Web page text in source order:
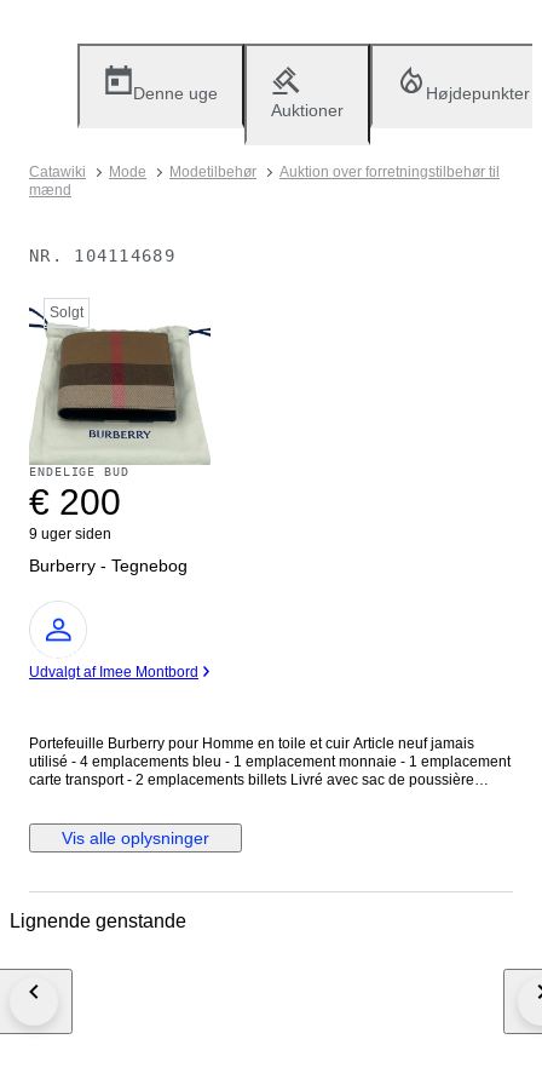
Denne uge
Auktioner
Højdepunkter
Catawiki Mode Modetilbehør
Auktion over forretningstilbehør til
mænd
NR. 104114689
Solgt
ENDELIGE BUD
€ 200
9 uger siden
Burberry - Tegnebog
Ekspert
Udvalgt af Imee Montbord
Portefeuille Burberry pour Homme en toile et cuir Article neuf jamais
utilisé - 4 emplacements bleu - 1 emplacement monnaie - 1 emplacement
carte transport - 2 emplacements billets Livré avec sac de poussière
Vis alle oplysninger
Lignende genstande